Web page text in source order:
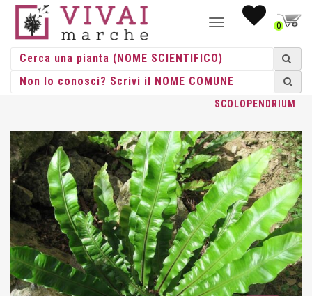
NAVIGAZIONE0
HOME/ ERBACEE/FELCI RUSTICHE / ASPLENIUM/ ASPLENIUM
SCOLOPENDRIUM